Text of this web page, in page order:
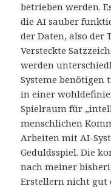
betrieben werden.
die AI sauber
der Daten, also der
Versteckte
werden
Systeme
in einer
Spielraum für
menschlichen
Arbeiten mit AI-
Geduldsspiel. Die
nach meiner
Erstellern nicht gut